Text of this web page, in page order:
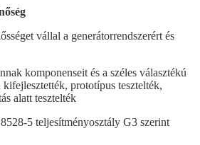
vállal a generátorrendszerért és
komponenseit és a széles választékú
prototípus tesztelték,
alatt tesztelték
5 teljesítményosztály G3 szerint